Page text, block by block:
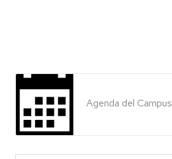
Agenda del Campus